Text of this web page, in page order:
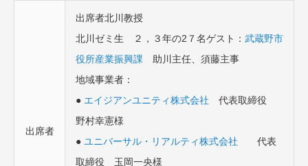
出席者
出席者北川教授
北川ゼミ生 ２，３年の2７名ゲスト： 武蔵野市
役所産業振興課 助川主任、須藤主事
地域事業者：
● エイジアンユニティ株式会社 代表取締役
野村幸憲様
● ユニバーサル・リアルティ株式会社 代表
取締役 玉岡一央様